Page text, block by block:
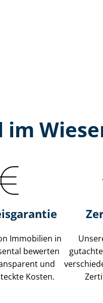
Immobilien in
bewerten
und
Kosten.